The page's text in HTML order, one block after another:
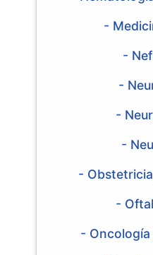
-
-
-
-
-
-
-
-